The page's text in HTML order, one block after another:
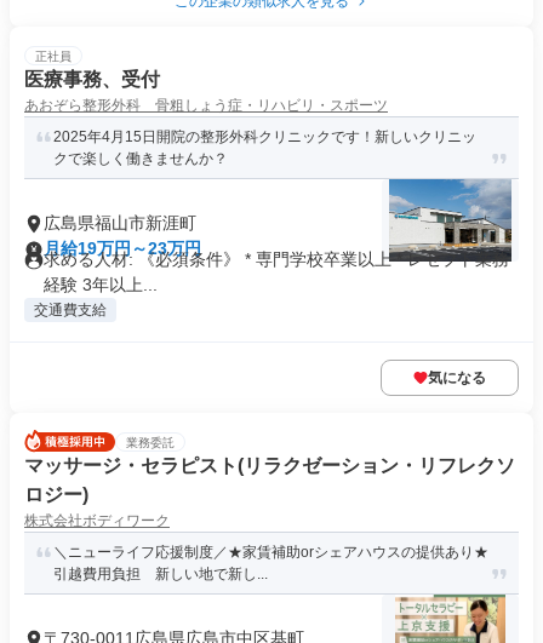
正社員
医療事務、受付
あおぞら整形外科 骨粗しょう症・リハビリ・スポーツ
2025年4月15日開院の整形外科クリニックです！新しいクリニッ
クで楽しく働きませんか？
広島県福山市新涯町
月給19万円～23万円
求める人材: 《必須条件》 * 専門学校卒業以上 * レセプト業務
経験 3年以上...
交通費支給
気になる
業務委託
マッサージ・セラピスト(リラクゼーション・リフレクソ
ロジー)
株式会社ボディワーク
＼ニューライフ応援制度／★家賃補助orシェアハウスの提供あり★
引越費用負担 新しい地で新し...
〒730-0011広島県広島市中区基町